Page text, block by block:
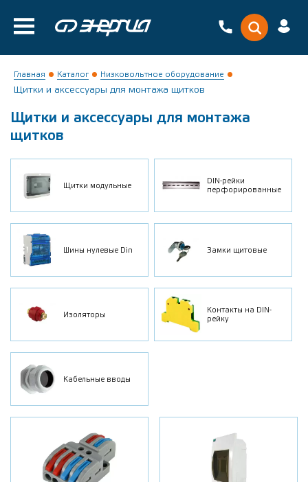
Главная Каталог Низковольтное оборудование
Щитки и аксессуары для монтажа щитков
Щитки и аксессуары для монтажа
щитков
Щитки модульные
DIN-рейки
перфорированные
Шины нулевые Din Замки щитовые
Изоляторы
Контакты на DIN-
рейку
Кабельные вводы